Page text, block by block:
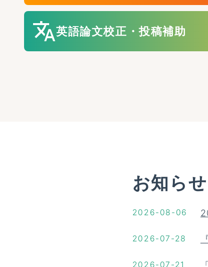
translate英語論文校正・投稿補助
お知らせ
2026-08-06
2026-07-28
2026-07-21